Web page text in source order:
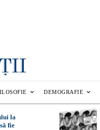
DEMOGRAFIE
la
fie